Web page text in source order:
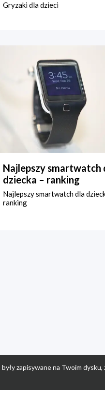
Gryzaki dla dzieci
Najlepszy smartwatch
dziecka – ranking
Najlepszy smartwatch dla
ranking
zapisywane na Twoim